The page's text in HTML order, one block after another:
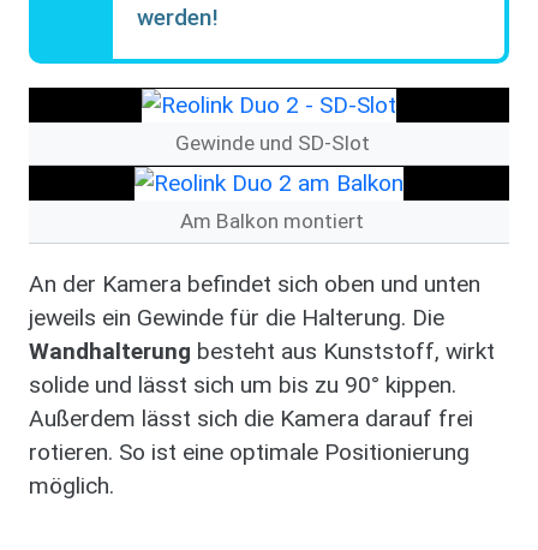
werden!
Gewinde und SD-Slot
Am Balkon montiert
An der Kamera befindet sich oben und unten
jeweils ein Gewinde für die Halterung. Die
Wandhalterung besteht aus Kunststoff, wirkt
solide und lässt sich um bis zu 90° kippen.
Außerdem lässt sich die Kamera darauf frei
rotieren. So ist eine optimale Positionierung
möglich.